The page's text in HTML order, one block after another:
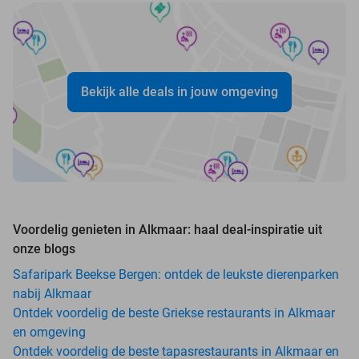
Bekijk alle deals in jouw omgeving
Voordelig genieten in Alkmaar: haal deal-inspiratie uit
onze blogs
Safaripark Beekse Bergen: ontdek de leukste dierenparken
nabij Alkmaar
Ontdek voordelig de beste Griekse restaurants in Alkmaar
en omgeving
Ontdek voordelig de beste tapasrestaurants in Alkmaar en